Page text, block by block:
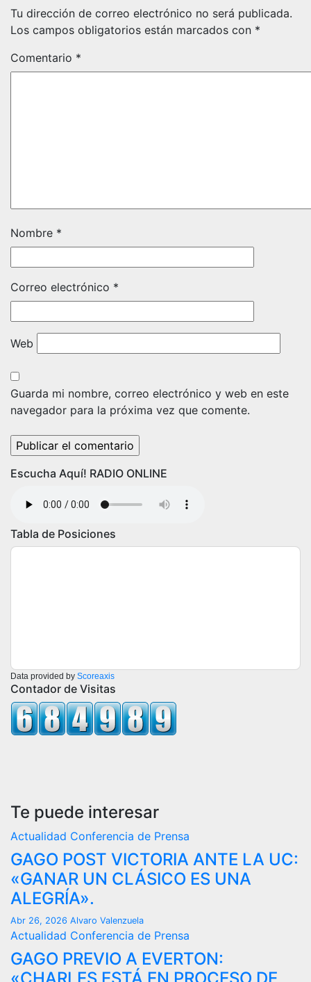
Tu dirección de correo electrónico no será publicada.
Los campos obligatorios están marcados con *
Comentario *
Nombre *
Correo electrónico *
Web
Guarda mi nombre, correo electrónico y web en este
navegador para la próxima vez que comente.
Escucha Aquí! RADIO ONLINE
Tabla de Posiciones
Data provided by Scoreaxis
Contador de Visitas
Te puede interesar
Actualidad Conferencia de Prensa
GAGO POST VICTORIA ANTE LA UC:
«GANAR UN CLÁSICO ES UNA
ALEGRÍA».
Abr 26, 2026 Alvaro Valenzuela
Actualidad Conferencia de Prensa
GAGO PREVIO A EVERTON: